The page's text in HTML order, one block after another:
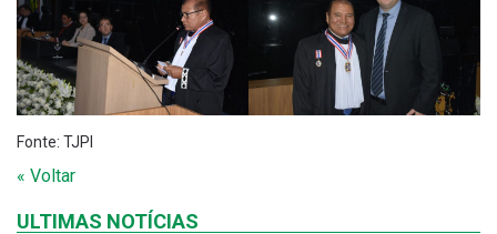
Fonte: TJPI
« Voltar
ULTIMAS NOTÍCIAS